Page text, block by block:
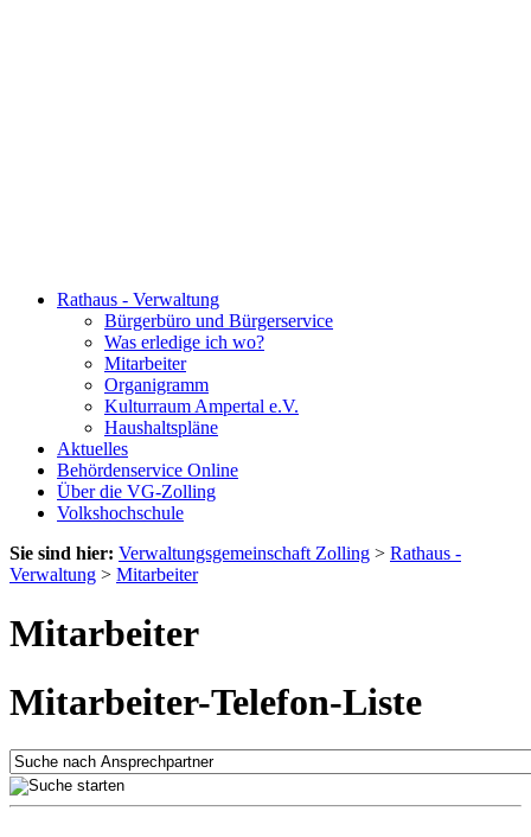
Rathaus - Verwaltung
Bürgerbüro und Bürgerservice
Was erledige ich wo?
Mitarbeiter
Organigramm
Kulturraum Ampertal e.V.
Haushaltspläne
Aktuelles
Behördenservice Online
Über die VG-Zolling
Volkshochschule
Sie sind hier: Verwaltungsgemeinschaft Zolling > Rathaus -
Verwaltung > Mitarbeiter
Mitarbeiter
Mitarbeiter-Telefon-Liste